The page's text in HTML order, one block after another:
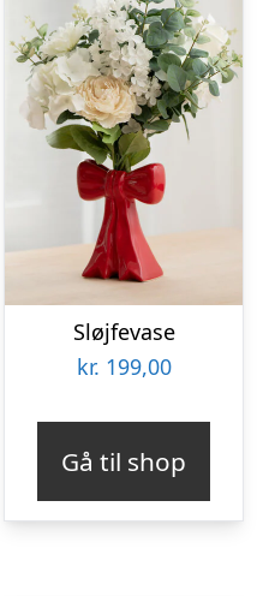
Sløjfevase
kr. 199,00
Gå til shop